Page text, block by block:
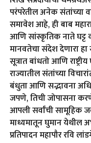
परंपरेतील अनेक संतांच्या
समावेश आहे, ही बाब
आणि सांस्कृतिक नाते
मानवतेचा संदेश देणारा हा
सूत्रात बांधतो आणि
राज्यातील संतांच्या
बंधुता आणि सद्भावना
जपणे, तिची जोपासना
आपली सर्वांची सामूहिक
माध्यमातून घुमान येथील
प्रतिपादन महापौर रवि